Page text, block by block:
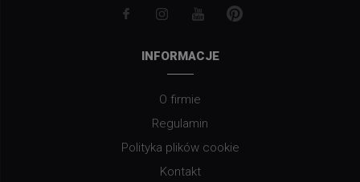
INFORMACJE
O firmie
Regulamin
Polityka plików cookie
Kontakt